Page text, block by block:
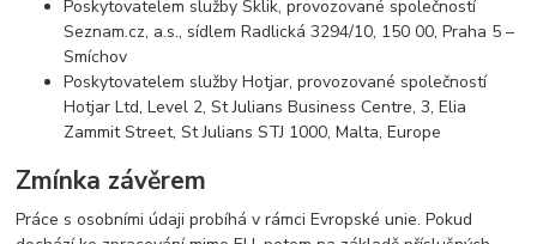
Poskytovatelem služby Sklik, provozované společností
Seznam.cz, a.s., sídlem Radlická 3294/10, 150 00, Praha 5 –
Smíchov
Poskytovatelem služby Hotjar, provozované společností
Hotjar Ltd, Level 2, St Julians Business Centre, 3, Elia
Zammit Street, St Julians STJ 1000, Malta, Europe
Zmínka závěrem
Práce s osobními údaji probíhá v rámci Evropské unie. Pokud